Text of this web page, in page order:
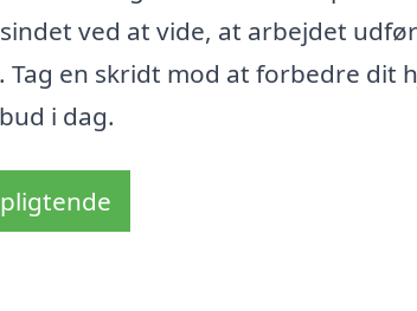
ved at vide, at arbejdet
en skridt mod at forbedre dit
i dag.